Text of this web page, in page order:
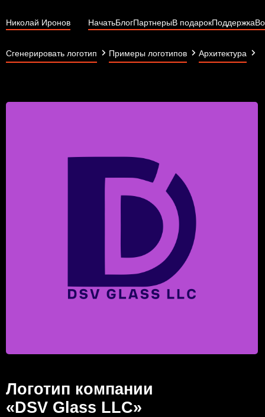
Николай Иронов НачатьБлогПартнерыВ подарокПоддержка
Сгенерировать логотип Примеры логотипов Архитектура
Логотип компании
«DSV Glass LLC»